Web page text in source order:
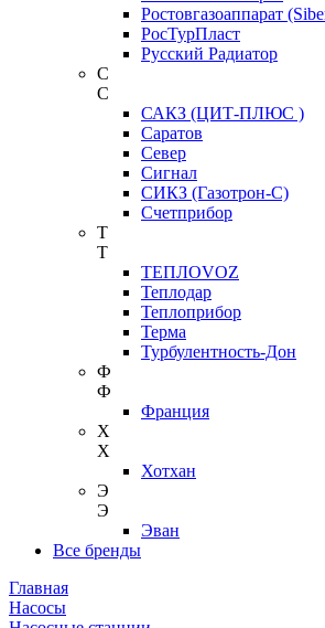
Ростовгазоаппарат
РосТурПласт
Русский Радиатор
С
С
САКЗ (ЦИТ-ПЛЮС )
Саратов
Север
Сигнал
СИКЗ (Газотрон-С)
Счетприбор
Т
Т
ТЕПЛОVOZ
Теплодар
Теплоприбор
Терма
Турбулентность-Дон
Ф
Ф
Франция
Х
Х
Хотхан
Э
Э
Эван
Все бренды
Главная
Насосы